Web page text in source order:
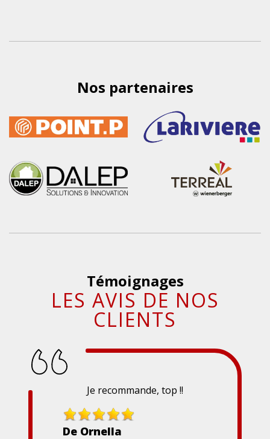
Nos partenaires
Témoignages
LES AVIS DE NOS
CLIENTS
Je recommande, top !!
De Ornella